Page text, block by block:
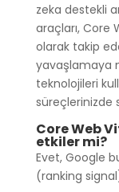
zeka destekli
araçları, Core
olarak takip
yavaşlamaya
teknolojileri
süreçlerinizde
Core Web
etkiler mi?
Evet, Google
(ranking